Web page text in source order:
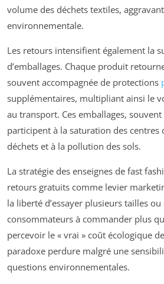
volume des déchets textiles,
environnementale.
Les retours intensifient également la
d’emballages. Chaque produit
souvent accompagnée de protections
supplémentaires, multipliant ainsi le
au transport. Ces emballages,
participent à la saturation des centres
déchets et à la pollution des sols.
La stratégie des enseignes de fast
retours gratuits comme levier
la liberté d’essayer plusieurs tailles
consommateurs à commander plus
percevoir le « vrai » coût écologique
paradoxe perdure malgré une
questions environnementales.